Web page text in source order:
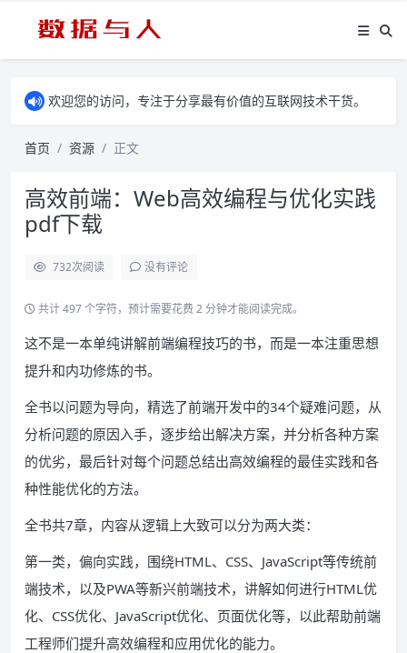
欢迎您的访问，专注于分享最有价值的互联网技术干货。
首页 资源 正文
高效前端：Web高效编程与优化实践
pdf下载
732次阅读 没有评论
共计 497 个字符，预计需要花费 2 分钟才能阅读完成。
这不是一本单纯讲解前端编程技巧的书，而是一本注重思想
提升和内功修炼的书。
全书以问题为导向，精选了前端开发中的34个疑难问题，从
分析问题的原因入手，逐步给出解决方案，并分析各种方案
的优劣，最后针对每个问题总结出高效编程的最佳实践和各
种性能优化的方法。
全书共7章，内容从逻辑上大致可以分为两大类：
第一类，偏向实践，围绕HTML、CSS、JavaScript等传统前
端技术，以及PWA等新兴前端技术，讲解如何进行HTML优
化、CSS优化、JavaScript优化、页面优化等，以此帮助前端
工程师们提升高效编程和应用优化的能力。